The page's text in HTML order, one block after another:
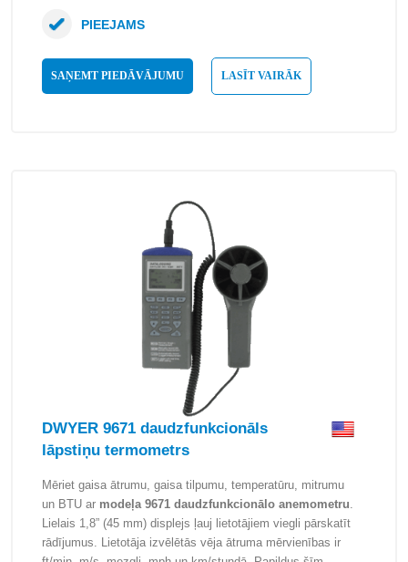
SAŅEMT PIEDĀVĀJUMU LASĪT VAIRĀK
PIEEJAMS
DWYER 9671 daudzfunkcionāls
lāpstiņu termometrs
Mēriet gaisa ātrumu, gaisa tilpumu, temperatūru, mitrumu
un BTU ar modeļa 9671 daudzfunkcionālo anemometru.
Lielais 1,8” (45 mm) displejs ļauj lietotājiem viegli pārskatīt
rādījumus. Lietotāja izvēlētās vēja ātruma mērvienības ir